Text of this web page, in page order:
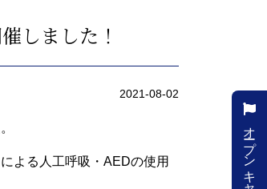
しました！
2021-08-02
よる人工呼吸・AEDの使用